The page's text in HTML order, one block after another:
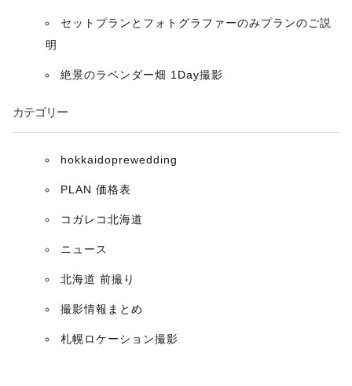
ン
セットプランとフォトグラファーのみプランのご説
明
絶景のラベンダー畑 1Day撮影
カテゴリー
hokkaidoprewedding
PLAN 価格表
コガレコ北海道
ニュース
北海道 前撮り
撮影情報まとめ
札幌ロケーション撮影